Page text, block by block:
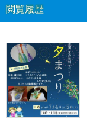
閲覧履歴